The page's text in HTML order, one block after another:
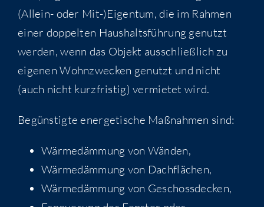
(Allein- oder Mit-)Eigentum, die im Rah­men
einer dop­pel­ten Haus­halts­füh­rung genutzt
wer­den, wenn das Objekt aus­schließ­lich zu
eige­nen Wohn­zwe­cken genutzt und nicht
(auch nicht kurz­fris­tig) ver­mie­tet wird.
Begüns­tig­te ener­ge­ti­sche Maß­nah­men sind:
Wär­me­däm­mung von Wänden,
Wär­me­däm­mung von Dachflächen,
Wär­me­däm­mung von Geschossdecken,